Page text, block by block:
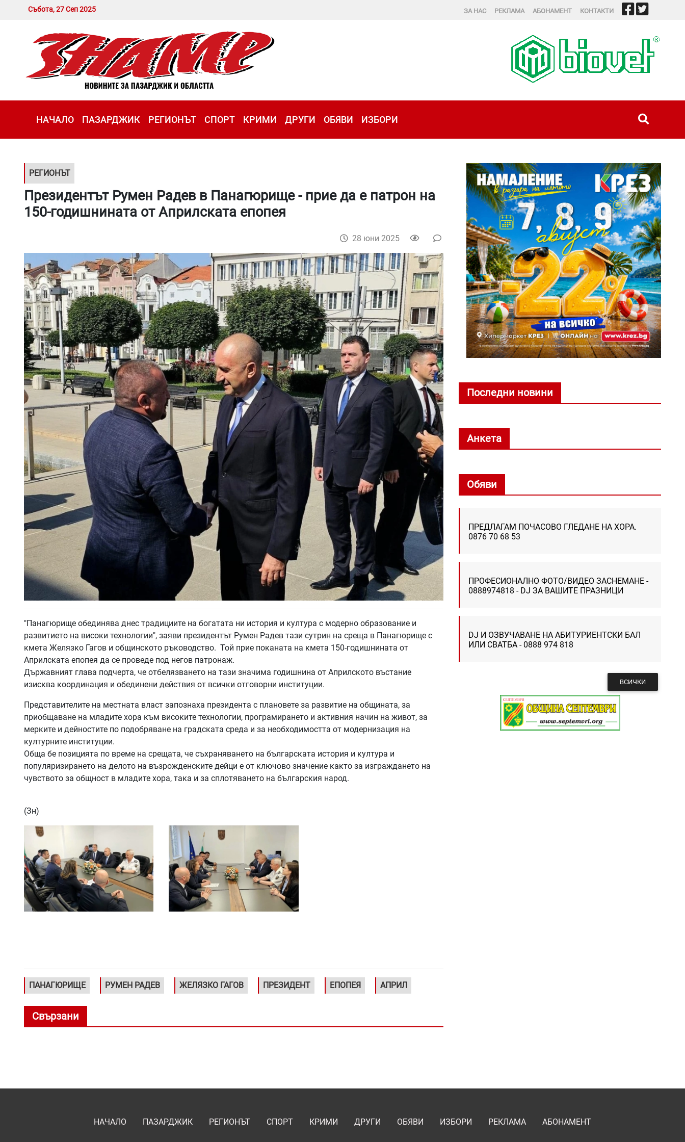
Събота, 27 Сеп 2025 ЗА НАС РЕКЛАМА АБОНАМЕНТ КОНТАКТИ
НАЧАЛО ПАЗАРДЖИК РЕГИОНЪТ СПОРТ КРИМИ ДРУГИ ОБЯВИ ИЗБОРИ
РЕГИОНЪТ
Президентът Румен Радев в Панагюрище - прие да е патрон на
150-годишнината от Априлската епопея
28 юни 2025
"Панагюрище обединява днес традициите на богатата ни история и култура с модерно образование и
развитието на високи технологии", заяви президентът Румен Радев тази сутрин на среща в Панагюрище с
кмета Желязко Гагов и общинското ръководство. Той прие поканата на кмета 150-годишнината от
Априлската епопея да се проведе под негов патронаж.
Държавният глава подчерта, че отбелязването на тази значима годишнина от Априлското въстание
изисква координация и обединени действия от всички отговорни институции.
Представителите на местната власт запознаха президента с плановете за развитие на общината, за
приобщаване на младите хора към високите технологии, програмирането и активния начин на живот, за
мерките и дейностите по подобряване на градската среда и за необходимостта от модернизация на
културните институции.
Обща бе позицията по време на срещата, че съхраняването на българската история и култура и
популяризирането на делото на възрожденските дейци е от ключово значение както за изграждането на
чувството за общност в младите хора, така и за сплотяването на българския народ.
(Зн)
ПАНАГЮРИЩЕ РУМЕН РАДЕВ ЖЕЛЯЗКО ГАГОВ ПРЕЗИДЕНТ ЕПОПЕЯ АПРИЛ
Свързани
Последни новини
Анкета
Обяви
ПРЕДЛАГАМ ПОЧАСОВО ГЛЕДАНЕ НА ХОРА.
0876 70 68 53
ПРОФЕСИОНАЛНО ФОТО/ВИДЕО ЗАСНЕМАНЕ -
0888974818 - DJ ЗА ВАШИТЕ ПРАЗНИЦИ
DJ И ОЗВУЧАВАНЕ НА АБИТУРИЕНТСКИ БАЛ
ИЛИ СВАТБА - 0888 974 818
ВСИЧКИ
НАЧАЛО ПАЗАРДЖИК РЕГИОНЪТ СПОРТ КРИМИ ДРУГИ ОБЯВИ ИЗБОРИ РЕКЛАМА АБОНАМЕНТ